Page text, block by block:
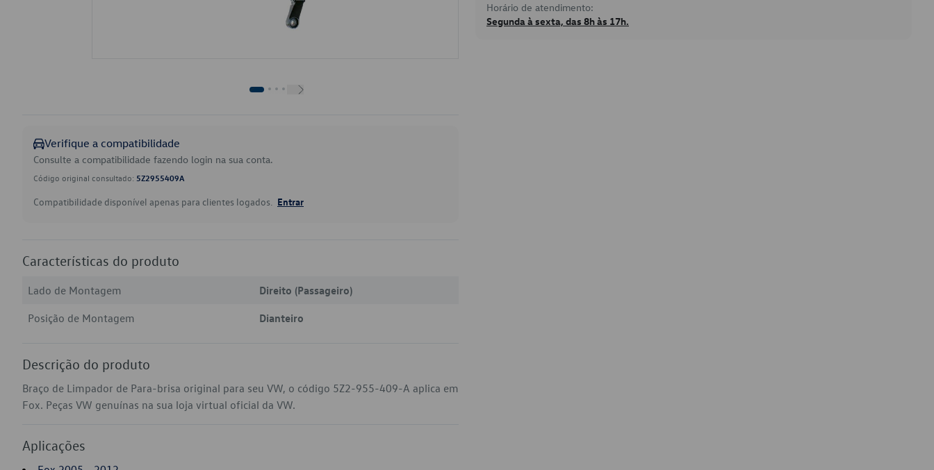
Verifique a compatibilidade
Consulte a compatibilidade fazendo login na sua conta.
Código original consultado: 5Z2955409A
Compatibilidade disponível apenas para clientes logados. Entrar
Características do produto
Lado de Montagem
Direito (Passageiro)
Posição de Montagem
Dianteiro
Descrição do produto
Braço de Limpador de Para-brisa original para seu VW, o código 5Z2-955-409-A aplica em
Fox. Peças VW genuínas na sua loja virtual oficial da VW.
Aplicações
Horário de atendimento:
Segunda à sexta, das 8h às 17h.